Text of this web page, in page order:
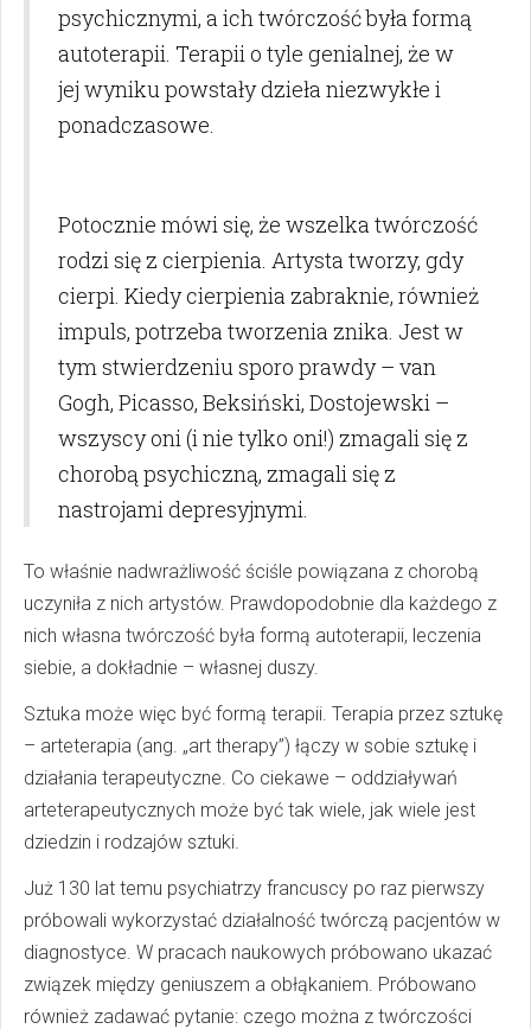
psychicznymi, a ich twórczość była formą
autoterapii. Terapii o tyle genialnej, że w
jej wyniku powstały dzieła niezwykłe i
ponadczasowe.
Potocznie mówi się, że wszelka twórczość
rodzi się z cierpienia. Artysta tworzy, gdy
cierpi. Kiedy cierpienia zabraknie, również
impuls, potrzeba tworzenia znika. Jest w
tym stwierdzeniu sporo prawdy – van
Gogh, Picasso, Beksiński, Dostojewski –
wszyscy oni (i nie tylko oni!) zmagali się z
chorobą psychiczną, zmagali się z
nastrojami depresyjnymi.
To właśnie nadwrażliwość ściśle powiązana z chorobą
uczyniła z nich artystów. Prawdopodobnie dla każdego z
nich własna twórczość była formą autoterapii, leczenia
siebie, a dokładnie – własnej duszy.
Sztuka może więc być formą terapii. Terapia przez sztukę
– arteterapia (ang. „art therapy”) łączy w sobie sztukę i
działania terapeutyczne. Co ciekawe – oddziaływań
arteterapeutycznych może być tak wiele, jak wiele jest
dziedzin i rodzajów sztuki.
Już 130 lat temu psychiatrzy francuscy po raz pierwszy
próbowali wykorzystać działalność twórczą pacjentów w
diagnostyce. W pracach naukowych próbowano ukazać
związek między geniuszem a obłąkaniem. Próbowano
również zadawać pytanie: czego można z twórczości